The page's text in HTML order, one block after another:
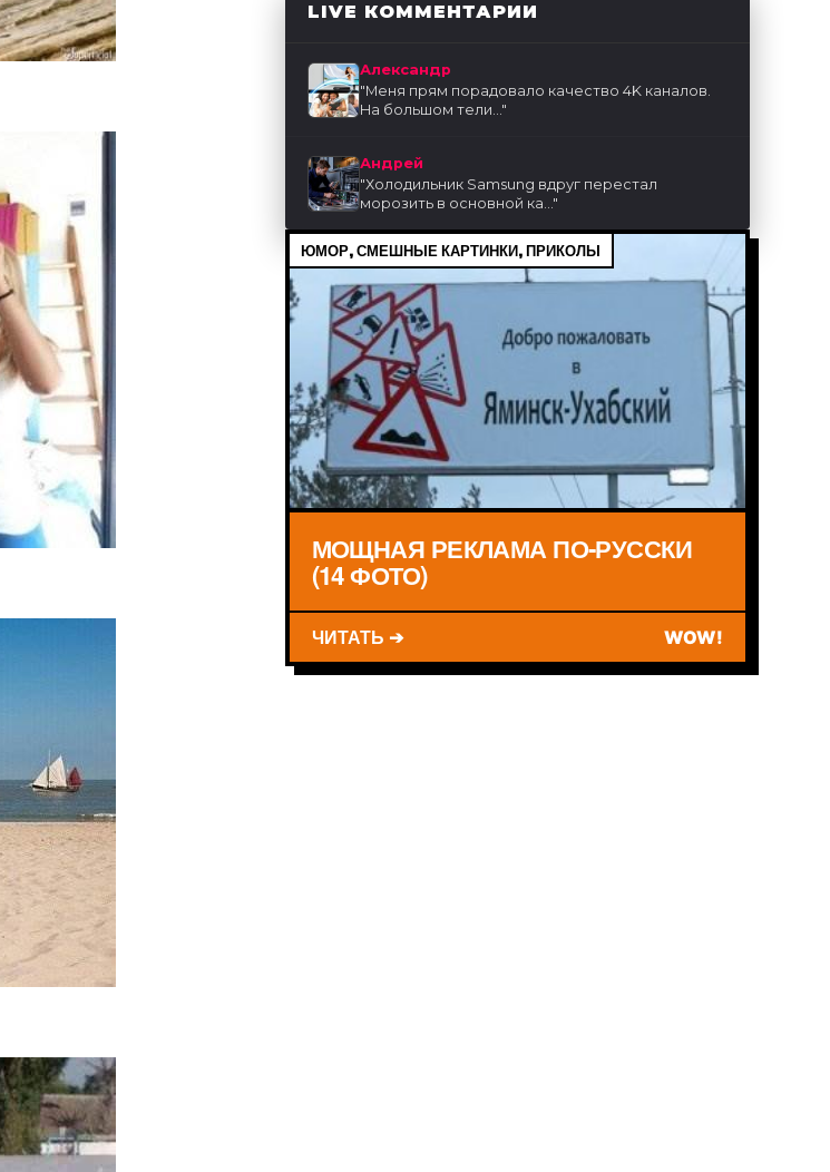
LIVE КОММЕНТАРИИ
Александр
"Меня прям порадовало качество 4K каналов.
На большом тели..."
Андрей
"Холодильник Samsung вдруг перестал
морозить в основной ка..."
ЮМОР, СМЕШНЫЕ КАРТИНКИ, ПРИКОЛЫ
МОЩНАЯ РЕКЛАМА ПО-РУССКИ
(14 ФОТО)
ЧИТАТЬ ➔ WOW!